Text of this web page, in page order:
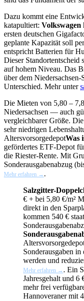
Dazu kommt eine
katapultiert: Volkswagen
ersten deutschen
geplante Kapazität soll
entspricht Batterien für
Dieser Standortentscheid
auf hohem Niveau. Das
über dem
Unterschied. Mehr unter
Die Mieten von 5,80 –
Niedersachsen — auch
vergleichbarer Größe.
sehr niedrigen
AltersvorsorgedepotWas
gefördertes ETF-Depot
die Riester-Rente. Mit
Sonderausgabenabzug
Mehr erfahren → .
Salzgitter-
€ + bei 5,80 €/m²
direkt in den
kommen 540 €
Sonderausgaben
werden und
Mehr erfahren → . Ein
Jahresgehalt und 6
mehr frei
Hannoveraner mit